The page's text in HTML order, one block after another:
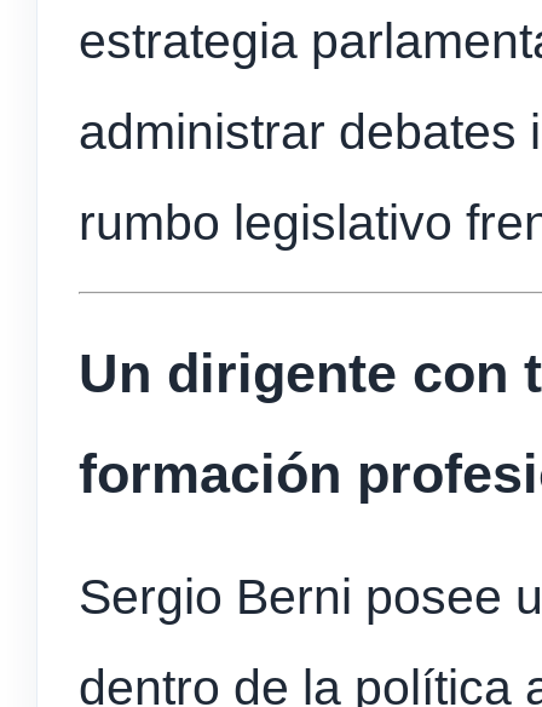
estrategia
administrar debates
rumbo legislativo
Un dirigente con
formación
Sergio Berni posee
dentro de la política